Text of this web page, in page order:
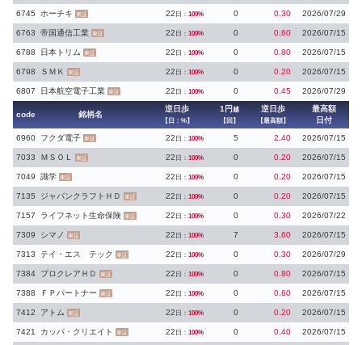
6745 ホーチキ 東証 22 日： 100% 0 0.30 2026/07/29
6763 帝国通信工業 東証 22 日： 100% 0 0.60 2026/07/15
6788 日本トリム 東証 22 日： 100% 0 0.80 2026/07/15
6798 ＳＭＫ 東証 22 日： 100% 0 0.20 2026/07/15
6807 日本航空電子工業 東証 22 日： 100% 0 0.45 2026/07/29
code 銘柄名
逆日歩
【日：%】
1円 越
【回】
逆日歩
【最高額】
最高額
日付
6960
フクダ電子 東証 22 日： 100% 5 2.40 2026/07/15
7033 ＭＳＯＬ 東証 22 日： 100% 0 0.20 2026/07/15
7049 識学 東証 22 日： 100% 0 0.20 2026/07/15
7135 ジャパンクラフトＨＤ 東証 22 日： 100% 0 0.20 2026/07/15
7157 ライフネット生命保険 東証 22 日： 100% 0 0.30 2026/07/22
7309 シマノ 東証 22 日： 100% 7 3.60 2026/07/15
7313 テイ・エス テック 東証 22 日： 100% 0 0.30 2026/07/29
7384 プロクレアＨＤ 東証 22 日： 100% 0 0.80 2026/07/15
7388 ＦＰパートナー 東証 22 日： 100% 0 0.60 2026/07/15
7412 アトム 東証 22 日： 100% 0 0.20 2026/07/15
7421 カッパ・クリエイト 東証 22 日： 100% 0 0.40 2026/07/15